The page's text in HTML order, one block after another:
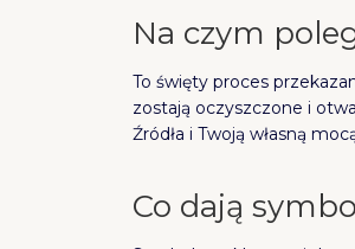
Na czym
To święty proces
zostają oczyszczone i
Źródła i Twoją własną
Co dają